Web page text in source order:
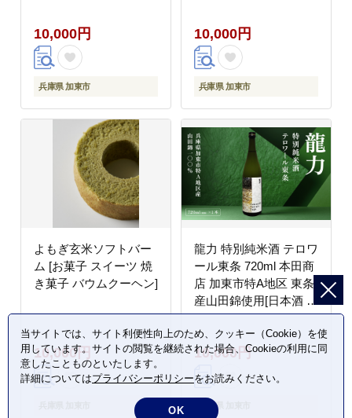
10,000円
兵庫県 加東市
10,000円
兵庫県 加東市
よもぎ玄米ソフトバー
ム [お菓子 スイーツ 焼
き菓子 バウムクーヘン]
10,000円
龍力 特別純米酒 テロワ
ール東条 720ml 本田商
店 加東市特A地区 東条
産山田錦使用[日本酒 酒
お酒 四合瓶 贈答品 辛
口 ]
10,000円
兵庫県 加東市
当サイトでは、サイト利便性向上のため、クッキー（Cookie）を使
用しています。サイトの閲覧を継続された場合、Cookieの利用に同
意したことものといたします。
詳細についてはプライバシーポリシーをお読みください。
OK